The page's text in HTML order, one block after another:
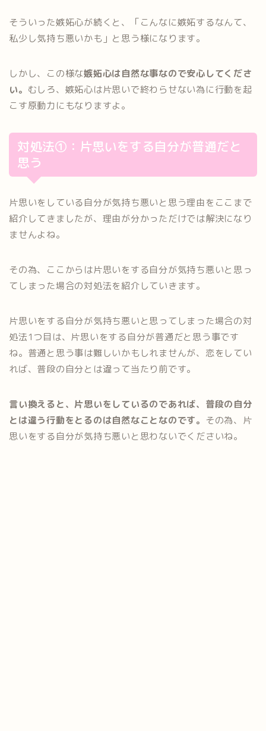
そういった嫉妬心が続くと、「こんなに嫉妬するなんて、
私少し気持ち悪いかも」と思う様になります。
しかし、この様な嫉妬心は自然な事なので安心してくださ
い。 むしろ、嫉妬心は片思いで終わらせない為に行動を起
こす原動力にもなりますよ。
対処法①：片思いをする自分が普通だと
思う
片思いをしている自分が気持ち悪いと思う理由をここまで
紹介してきましたが、理由が分かっただけでは解決になり
ませんよね。
その為、ここからは片思いをする自分が気持ち悪いと思っ
てしまった場合の対処法を紹介していきます。
片思いをする自分が気持ち悪いと思ってしまった場合の対
処法1つ目は、片思いをする自分が普通だと思う事です
ね。普通と思う事は難しいかもしれませんが、恋をしてい
れば、普段の自分とは違って当たり前です。
言い換えると、片思いをしているのであれば、普段の自分
とは違う行動をとるのは自然なことなのです。 その為、片
思いをする自分が気持ち悪いと思わないでくださいね。